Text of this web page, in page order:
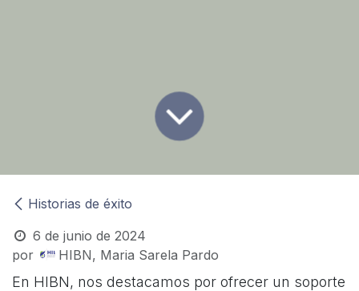
Historias de éxito
6 de junio de 2024
por
HIBN, Maria Sarela Pardo
En HIBN, nos destacamos por ofrecer un soporte